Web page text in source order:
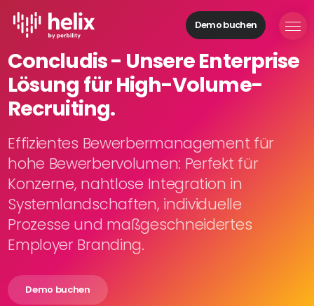
Demo buchen
Helix Module
Organisationen
aufbauen
gewinnen
Mitarbeitende
entwickeln
Feedback
geben
Concludis - Unsere Enterprise
Lösung für High-Volume-
Recruiting.
Effizientes Bewerbermanagement für
hohe Bewerbervolumen: Perfekt für
Konzerne, nahtlose Integration in
Systemlandschaften, individuelle
Prozesse und maßgeschneidertes
Employer Branding.
Demo buchen